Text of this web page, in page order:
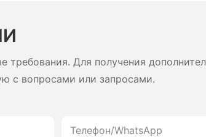
этикеток и чеков, японская
печатающая головка.
требования. Для получения
с вопросами или запросами.
Телефон/WhatsApp